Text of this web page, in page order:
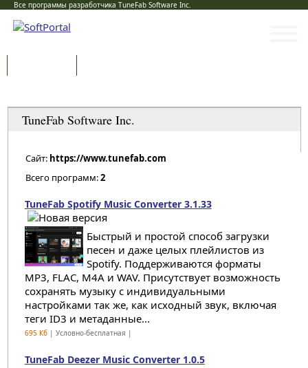
Все программы разработчика TuneFab Software Inc.
TuneFab Software Inc.
Сайт: https://www.tunefab.com
Всего программ:2
TuneFab Spotify Music Converter 3.1.33
Быстрый и простой способ загрузки
песен и даже целых плейлистов из
Spotify. Поддерживаются форматы
MP3, FLAC, M4A и WAV. Присутствует возможность
сохранять музыку с индивидуальными
настройками так же, как исходный звук, включая
теги ID3 ​​и метаданные...
695 Кб| Условно-бесплатная |
TuneFab Deezer Music Converter 1.0.5